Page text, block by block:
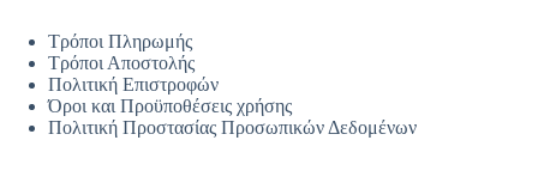
Τρόποι Πληρωμής
Τρόποι Αποστολής
Πολιτική Επιστροφών
Όροι και Προϋποθέσεις χρήσης
Πολιτική Προστασίας Προσωπικών Δεδομένων